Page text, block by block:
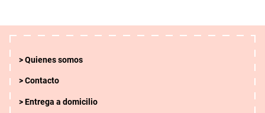
Quienes somos
Contacto
Entrega a domicilio